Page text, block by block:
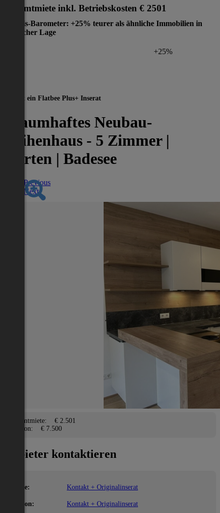
Gesamtmiete inkl. Betriebskosten € 2501
Preis-Barometer: +25% teurer als ähnliche Immobilien in
gleicher Lage
+25%
Dies ist ein Flatbee Plus+ Inserat
Traumhaftes Neubau-
Reihenhaus - 5 Zimmer |
Garten | Badesee
Previous
Next
Gesamtmiete:
€ 2.501
Kaution:
€ 7.500
Anbieter kontaktieren
Name: Kontakt + Originalinserat
Telefon: Kontakt + Originalinserat